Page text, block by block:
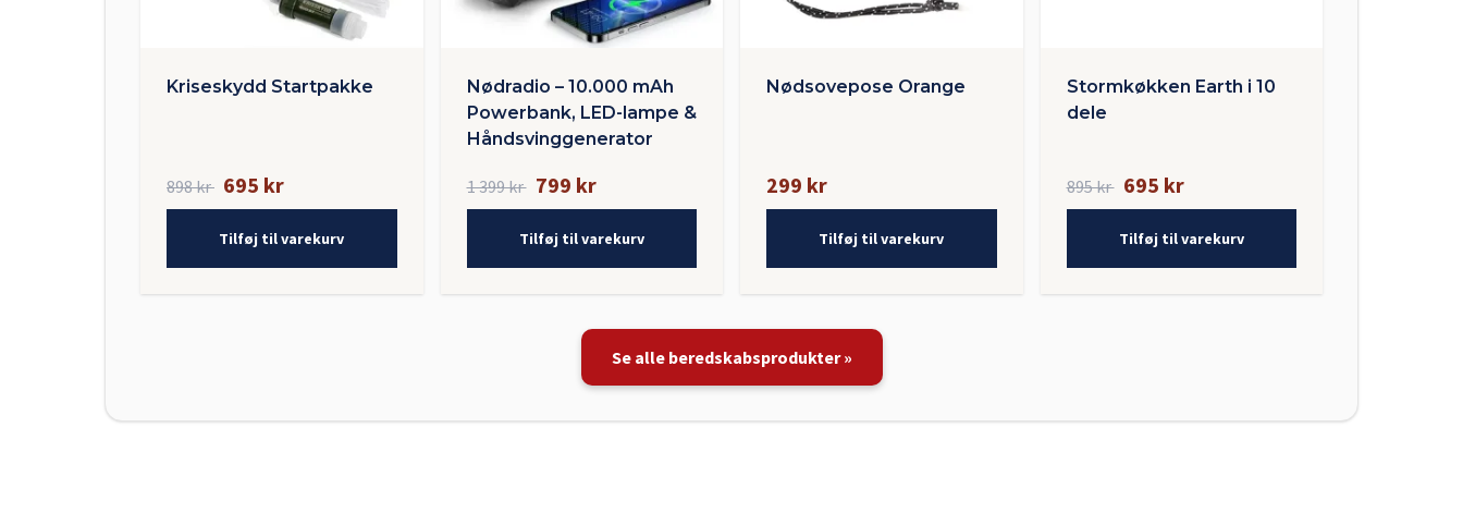
Kriseskydd Startpakke
898 kr 695 kr
Tilføj til varekurv
Nødradio – 10.000 mAh
Powerbank, LED-lampe &
Håndsvinggenerator
1 399 kr 799 kr
Tilføj til varekurv
Nødsovepose Orange
299 kr
Tilføj til varekurv
Stormkøkken Earth i 10
dele
895 kr 695 kr
Tilføj til varekurv
Se alle beredskabsprodukter »